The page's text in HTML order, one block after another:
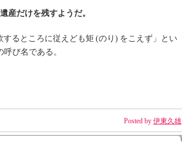
産だけを残すようだ。
るところに従えども矩 (のり) をこえず」とい
び名である。
Posted by 伊東久雄